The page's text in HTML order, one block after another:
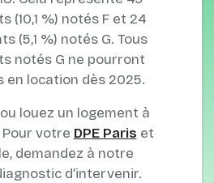
(10,1 %) notés F et 24
(5,1 %) notés G. Tous
notés G ne pourront
en location dès 2025.
louez un logement à
Pour votre DPE Paris et
demandez à notre
d’intervenir.